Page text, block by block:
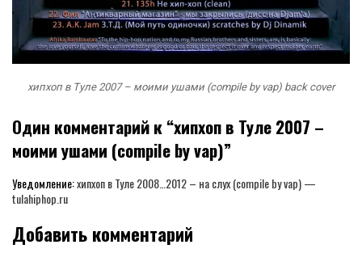
хипхоп в Туле 2007 – моими ушами (compile by vap) back cover
Один комментарий к “хипхоп в Туле 2007 –
моими ушами (compile by vap)”
Уведомление:хипхоп в Туле 2008…2012 – на слух (compile by vap) —
tulahiphop.ru
Добавить комментарий